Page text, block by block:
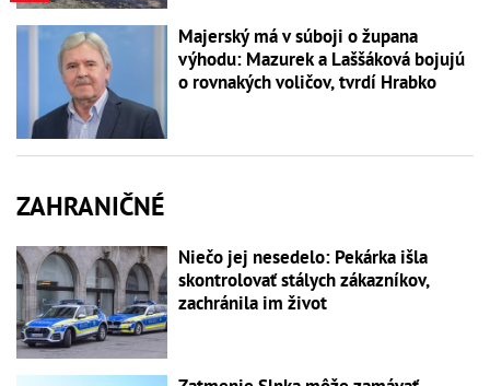
Majerský má v súboji o župana
výhodu: Mazurek a Laššáková bojujú
o rovnakých voličov, tvrdí Hrabko
ZAHRANIČNÉ
Niečo jej nesedelo: Pekárka išla
skontrolovať stálych zákazníkov,
zachránila im život